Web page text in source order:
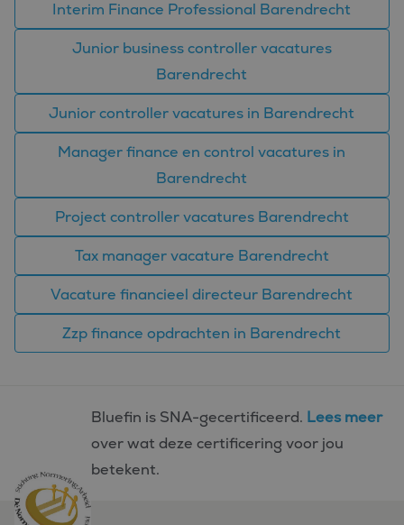
Interim Finance Professional Barendrecht
Junior business controller vacatures
Barendrecht
Junior controller vacatures in Barendrecht
Manager finance en control vacatures in
Barendrecht
Project controller vacatures Barendrecht
Tax manager vacature Barendrecht
Vacature financieel directeur Barendrecht
Zzp finance opdrachten in Barendrecht
Bluefin is SNA-gecertificeerd. Lees meer
over wat deze certificering voor jou
betekent.
gebruikerssessie voor
analytische
Microsoft
Corporation
.bing.com
mijn Microsoft als
gebruikers-ID. Het
kan worden ingesteld
microsoft-scripts.
Microsoft-domeinen,
kunnen worden
gevolgd.
SM
.c.clarity.ms Sessie
Dit is een Microsoft
MSN 1st party cookie
het gebruik van de
website voor interne